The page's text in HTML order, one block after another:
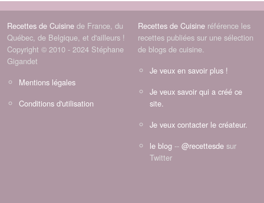
Recettes de Cuisine de France, du
Québec, de Belgique, et d'ailleurs !
Copyright © 2010 - 2024 Stéphane
Gigandet
Mentions légales
Conditions d'utilisation
Recettes de Cuisine référence les
recettes publiées sur une sélection
de blogs de cuisine.
Je veux en savoir plus !
Je veux savoir qui a créé ce
site.
Je veux contacter le créateur.
le blog -- @recettesde sur
Twitter